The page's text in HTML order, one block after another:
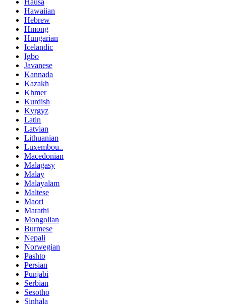
Hawaiian
Hebrew
Hmong
Hungarian
Icelandic
Igbo
Javanese
Kannada
Kazakh
Khmer
Kurdish
Kyrgyz
Latin
Latvian
Lithuanian
Luxembou..
Macedonian
Malagasy
Malay
Malayalam
Maltese
Maori
Marathi
Mongolian
Burmese
Nepali
Norwegian
Pashto
Persian
Punjabi
Serbian
Sesotho
Sinhala